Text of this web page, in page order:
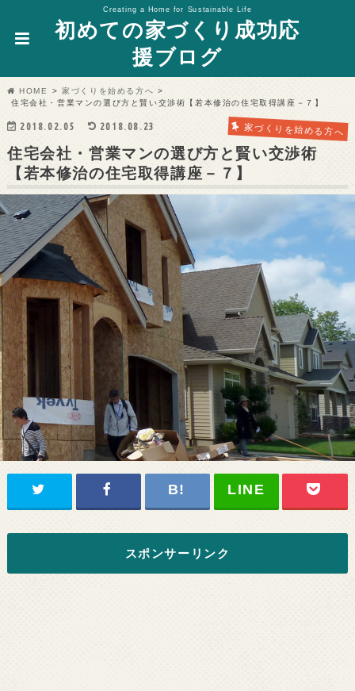
Creating a Home for Sustainable Life
初めての家づくり成功応
援ブログ
HOME
家づくりを始める方へ
住宅会社・営業マンの選び方と賢い交渉術【若本修治の住宅取得講座－７】
2018.02.05 2018.08.23 家づくりを始める方へ
住宅会社・営業マンの選び方と賢い交渉術
【若本修治の住宅取得講座－７】
スポンサーリンク